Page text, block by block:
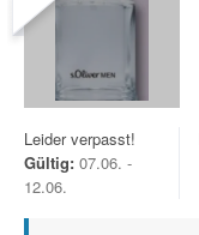
Leider verpasst!
Gültig: 07.06. -
12.06.